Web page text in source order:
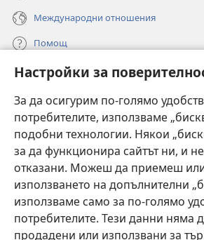
Настройки за
За да осигурим по-голямо
потребителите, използваме
подобни технологии. Някои
за да функционира сайтът ни, и
отказани. Можеш да приемеш
използването на допълнителни
използваме само за по-голямо
потребителите. Тези данни няма
продадени или използвани за
Международни отношения
Помощ
Дарения
нов
прозорец)ОНЛАЙН БИБЛИОТЕКА „Стражева
(отваря
нов
прозорец)
JW Hub
(отваря
нов
прозорец)JW Library
Watchtower Library ®